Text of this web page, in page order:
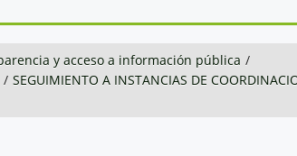
y acceso a información pública /
/ SEGUIMIENTO A INSTANCIAS DE